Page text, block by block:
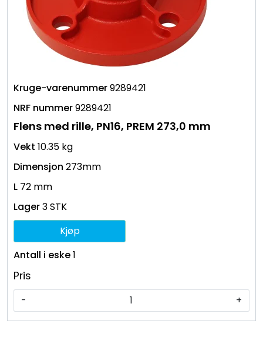
9289421
9289421
Flens med rille, PN16, PREM 273,0 mm
10.35 kg
273mm
72 mm
3 STK
1
Pris
- +
Kjøp